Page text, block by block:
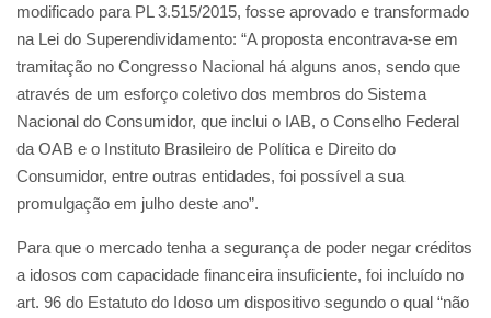
modificado para PL 3.515/2015, fosse aprovado e transformado
na Lei do Superendividamento: “A proposta encontrava-se em
tramitação no Congresso Nacional há alguns anos, sendo que
através de um esforço coletivo dos membros do Sistema
Nacional do Consumidor, que inclui o IAB, o Conselho Federal
da OAB e o Instituto Brasileiro de Política e Direito do
Consumidor, entre outras entidades, foi possível a sua
promulgação em julho deste ano”.
Para que o mercado tenha a segurança de poder negar créditos
a idosos com capacidade financeira insuficiente, foi incluído no
art. 96 do Estatuto do Idoso um dispositivo segundo o qual “não